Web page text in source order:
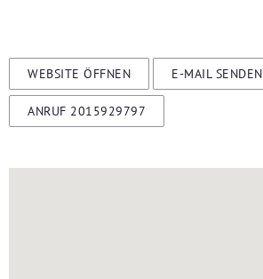
WEBSITE ÖFFNEN E-MAIL SENDEN
ANRUF 2015929797